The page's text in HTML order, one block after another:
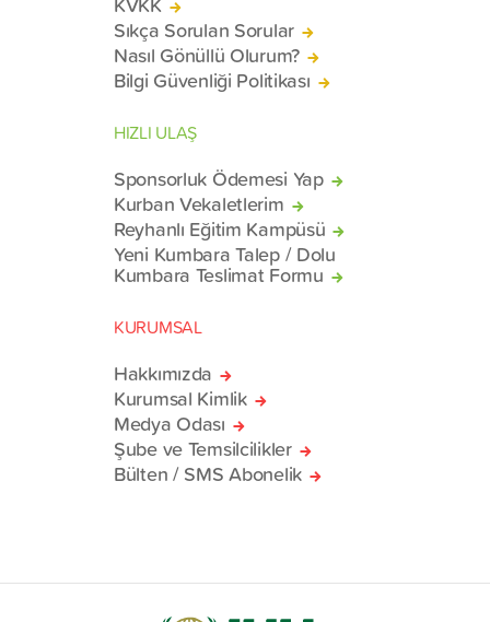
Sıkça Sorulan Sorular
Nasıl Gönüllü Olurum?
Bilgi Güvenliği Politikası
HIZLI ULAŞ
Sponsorluk Ödemesi Yap
Kurban Vekaletlerim
Reyhanlı Eğitim Kampüsü
Yeni Kumbara Talep / Dolu
Kumbara Teslimat Formu
KURUMSAL
Hakkımızda
Kurumsal Kimlik
Medya Odası
Şube ve Temsilcilikler
Bülten / SMS Abonelik